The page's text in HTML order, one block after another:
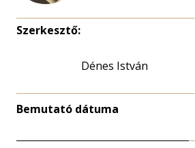
Szerkesztő:
Dénes István
Bemutató dátuma